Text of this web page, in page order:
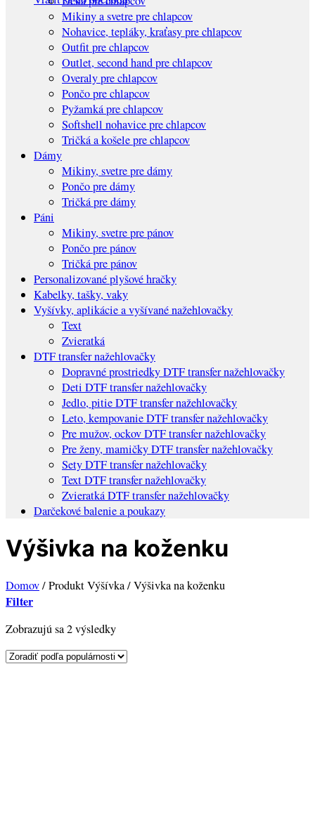
Mikiny a svetre pre chlapcov
Nohavice, tepláky, kraťasy pre chlapcov
Outfit pre chlapcov
Outlet, second hand pre chlapcov
Overaly pre chlapcov
Pončo pre chlapcov
Pyžamká pre chlapcov
Softshell nohavice pre chlapcov
Tričká a košele pre chlapcov
Dámy
Mikiny, svetre pre dámy
Pončo pre dámy
Tričká pre dámy
Páni
Mikiny, svetre pre pánov
Pončo pre pánov
Tričká pre pánov
Personalizované plyšové hračky
Kabelky, tašky, vaky
Vyšívky, aplikácie a vyšívané nažehlovačky
Text
Zvieratká
DTF transfer nažehlovačky
Dopravné prostriedky DTF transfer nažehlovačky
Deti DTF transfer nažehlovačky
Jedlo, pitie DTF transfer nažehlovačky
Leto, kempovanie DTF transfer nažehlovačky
Pre mužov, ockov DTF transfer nažehlovačky
Pre ženy, mamičky DTF transfer nažehlovačky
Sety DTF transfer nažehlovačky
Text DTF transfer nažehlovačky
Zvieratká DTF transfer nažehlovačky
Darčekové balenie a poukazy
Výšivka na koženku
Domov/Produkt Výšívka/Výšivka na koženku
Filter
Zobrazujú sa 2 výsledkySorted
popularity